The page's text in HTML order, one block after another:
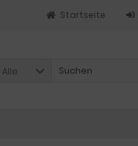
Startseite
Alle